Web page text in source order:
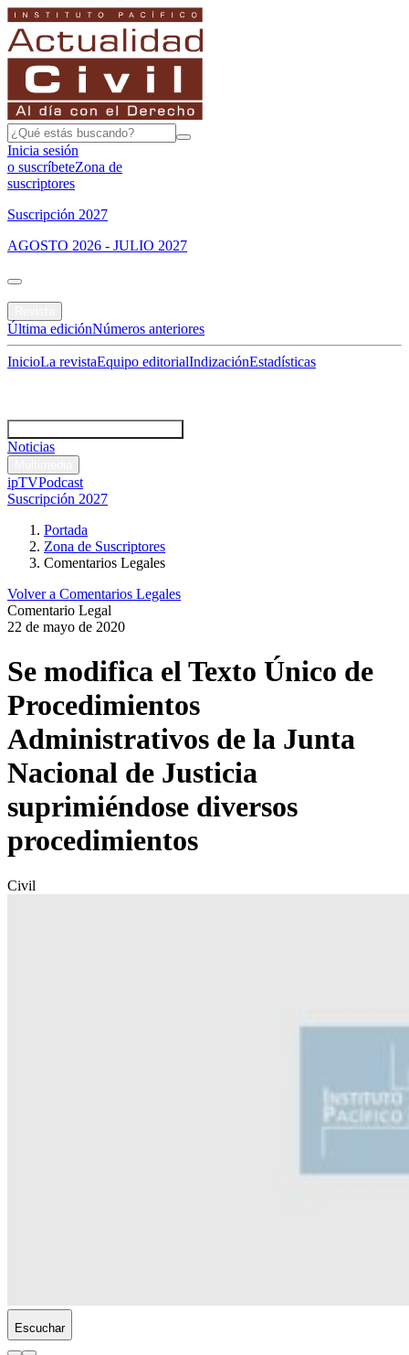
Inicia sesión
o suscríbeteZona de
suscriptores
Suscripción 2027
AGOSTO 2026 - JULIO 2027
Última ediciónNúmeros anteriores
InicioLa revistaEquipo editorialIndizaciónEstadísticas
Noticias
ipTVPodcast
Suscripción 2027
Portada
Zona de Suscriptores
Comentarios Legales
Volver a Comentarios Legales
Comentario Legal
22 de mayo de 2020
Se modifica el Texto Único de
Procedimientos
Administrativos de la Junta
Nacional de Justicia
suprimiéndose diversos
procedimientos
Civil
Escuchar